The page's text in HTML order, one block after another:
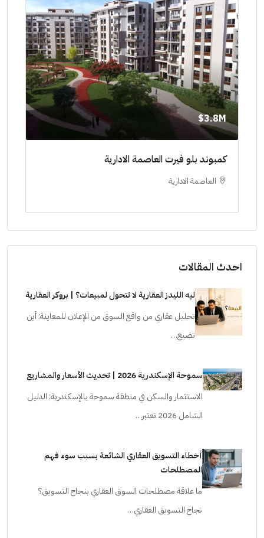
3.8M$
كمبوند بلو فيرت العاصمة الادارية
العاصمة الادارية
احدث المقالات
ليه الليدز العقارية لا تتحول لمبيعات؟ | بروكر العقارية
تحليل عقاري من واقع السوق من الإعلان للمعاينة: أين
تضيع…
سموحة الإسكندرية 2026 | تحديث الأسعار والمشاريع
الاستثمار والسكن في منطقة سموحة بالإسكندرية: الدليل
الشامل 2026 تعتبر…
أخطاء التسويق العقاري الشائعة بسبب سوء فهم
المصطلحات
ما علاقة مصطلحات السوق العقاري بنجاح التسويق؟
نجاح التسويق العقاري…